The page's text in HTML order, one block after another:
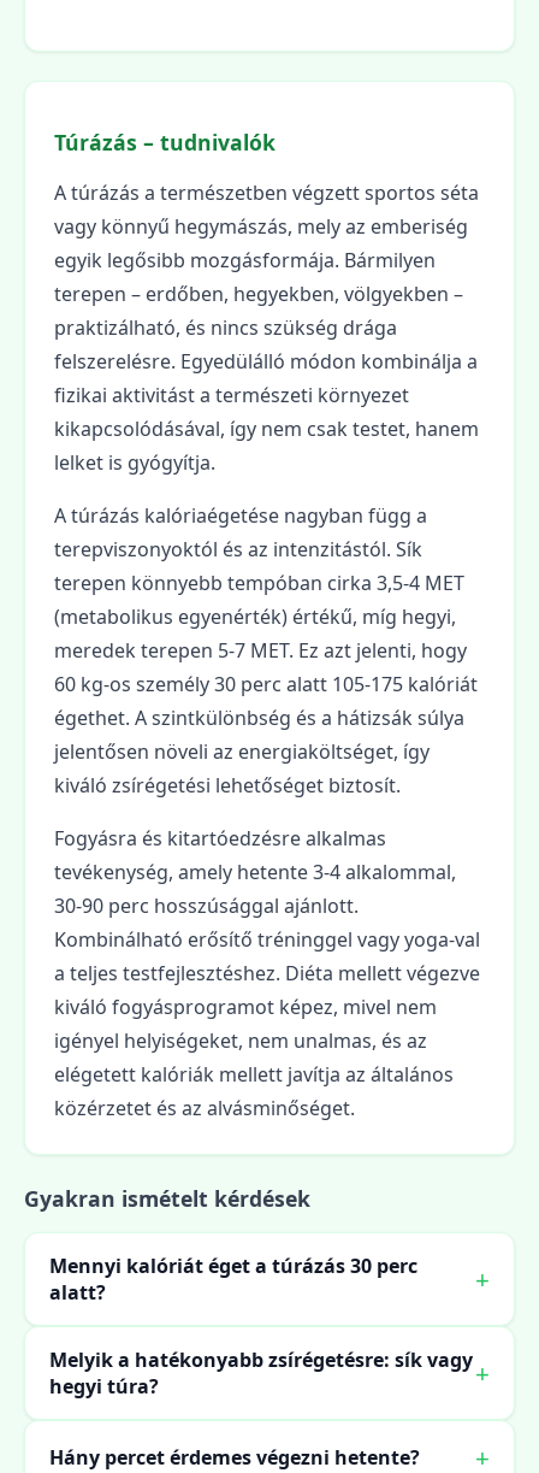
Túrázás – tudnivalók
A túrázás a természetben végzett sportos séta
vagy könnyű hegymászás, mely az emberiség
egyik legősibb mozgásformája. Bármilyen
terepen – erdőben, hegyekben, völgyekben –
praktizálható, és nincs szükség drága
felszerelésre. Egyedülálló módon kombinálja a
fizikai aktivitást a természeti környezet
kikapcsolódásával, így nem csak testet, hanem
lelket is gyógyítja.
A túrázás kalóriaégetése nagyban függ a
terepviszonyoktól és az intenzitástól. Sík
terepen könnyebb tempóban cirka 3,5-4 MET
(metabolikus egyenérték) értékű, míg hegyi,
meredek terepen 5-7 MET. Ez azt jelenti, hogy
60 kg-os személy 30 perc alatt 105-175 kalóriát
égethet. A szintkülönbség és a hátizsák súlya
jelentősen növeli az energiaköltséget, így
kiváló zsírégetési lehetőséget biztosít.
Fogyásra és kitartóedzésre alkalmas
tevékenység, amely hetente 3-4 alkalommal,
30-90 perc hosszúsággal ajánlott.
Kombinálható erősítő tréninggel vagy yoga-val
a teljes testfejlesztéshez. Diéta mellett végezve
kiváló fogyásprogramot képez, mivel nem
igényel helyiségeket, nem unalmas, és az
elégetett kalóriák mellett javítja az általános
közérzetet és az alvásminőséget.
Gyakran ismételt kérdések
Mennyi kalóriát éget a túrázás 30 perc
alatt?
Melyik a hatékonyabb zsírégetésre: sík vagy
hegyi túra?
Hány percet érdemes végezni hetente?